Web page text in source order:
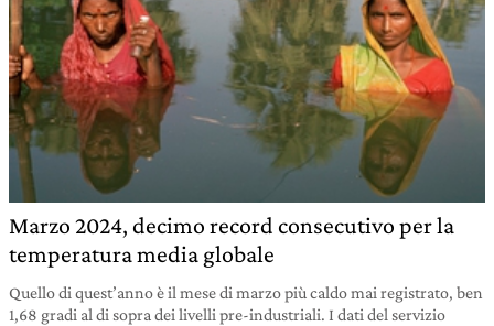
Marzo 2024, decimo record consecutivo per la
temperatura media globale
Quello di quest’anno è il mese di marzo più caldo mai registrato, ben
1,68 gradi al di sopra dei livelli pre-industriali. I dati del servizio